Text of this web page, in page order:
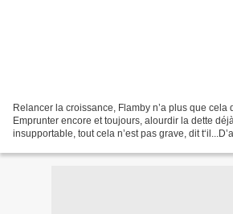
Relancer la croissance, Flamby n’a plus que cela
Emprunter encore et toujours, alourdir la dette
insupportable, tout cela n’est pas grave, dit